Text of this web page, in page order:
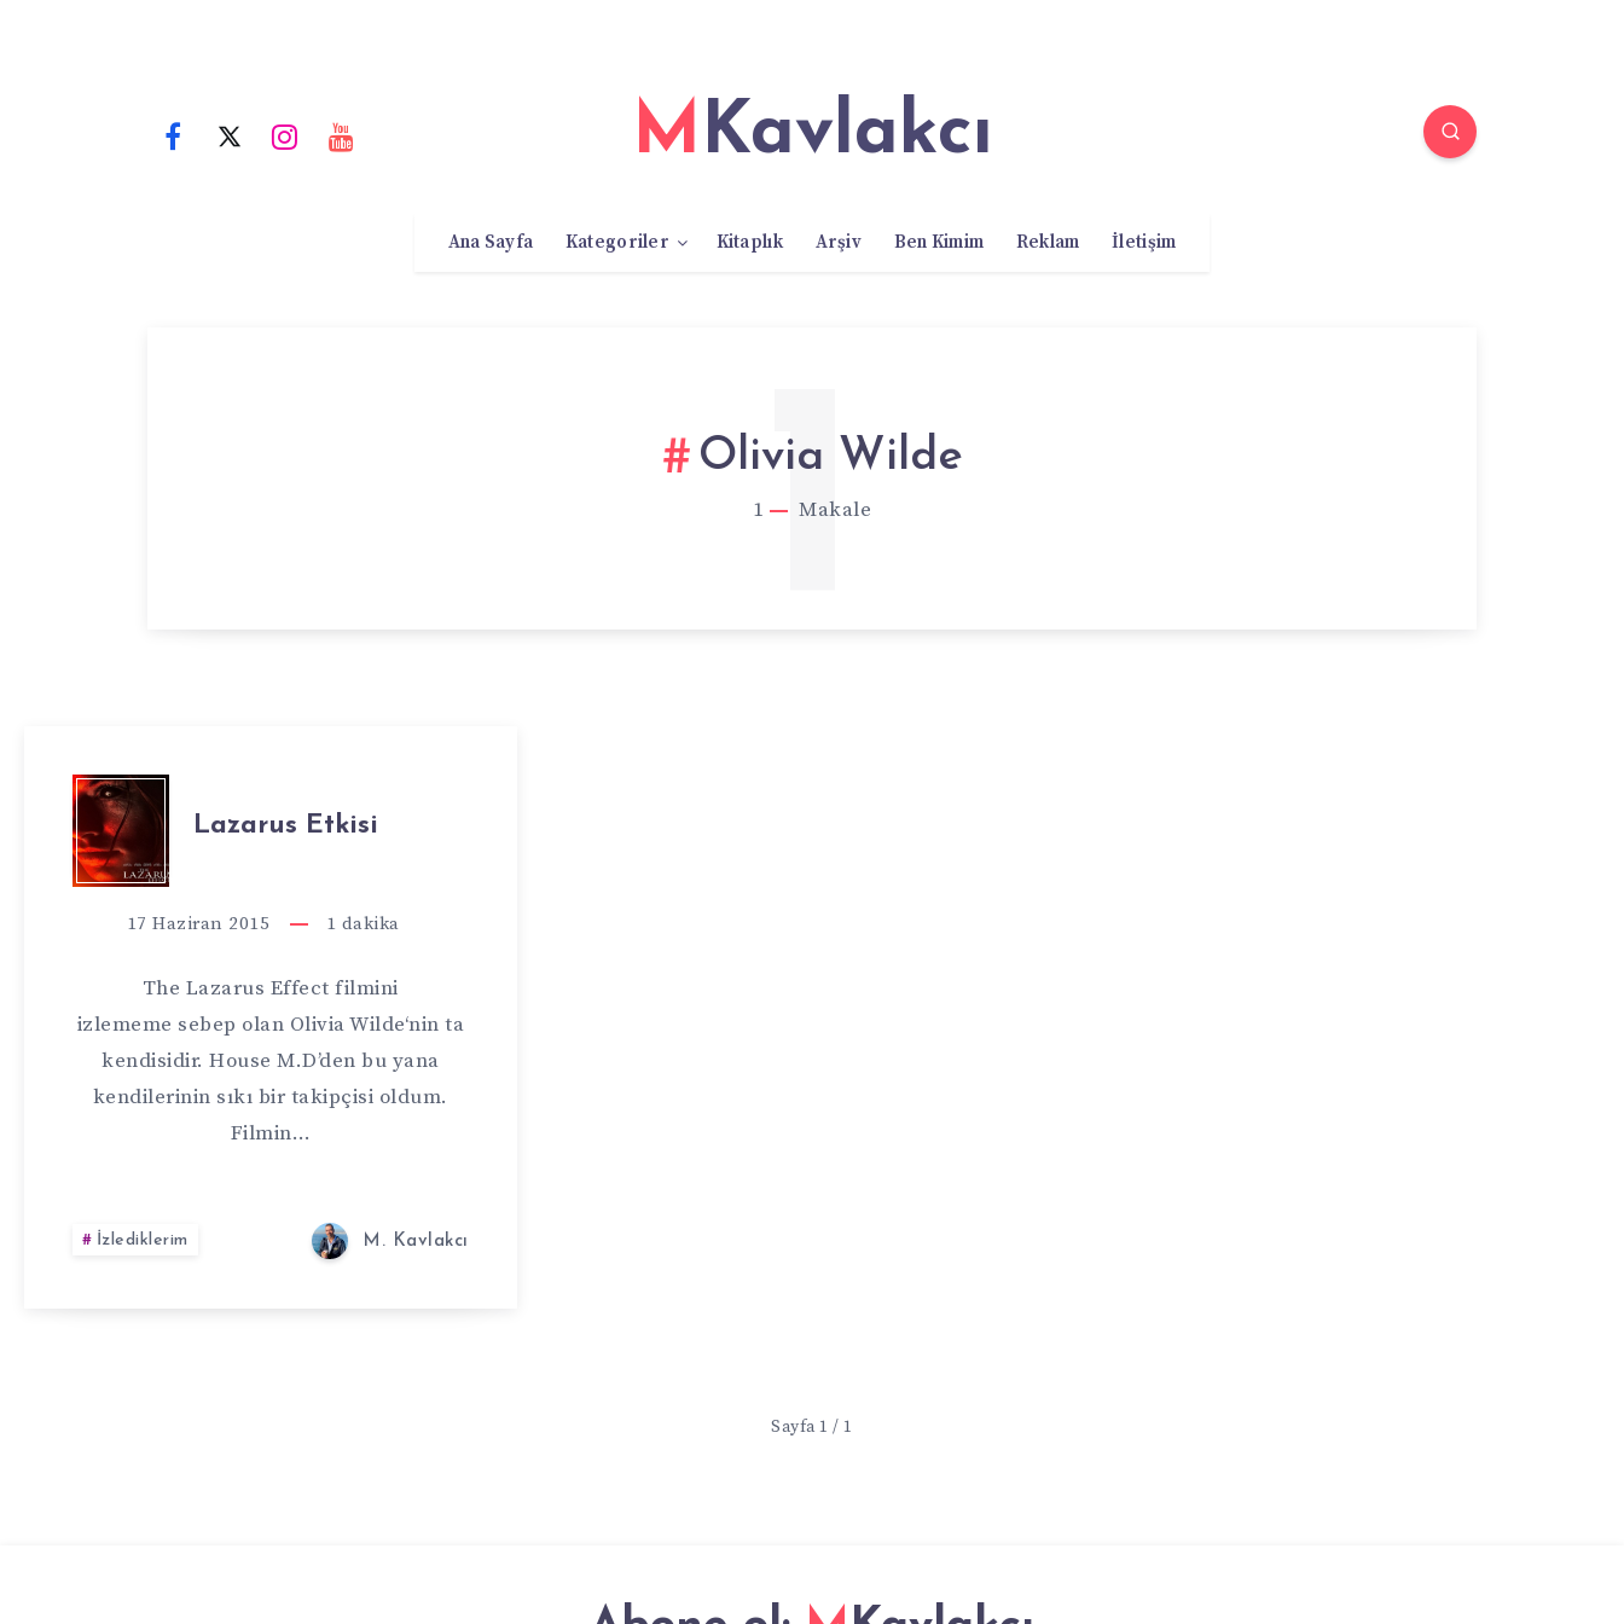
MKavlakcı
Ana Sayfa Kategoriler Kitaplık Arşiv Ben Kimim Reklam İletişim
Olivia Wilde
1 Makale
1
LAZARUS
ETKISI
Lazarus Etkisi
17 Haziran 2015 1 dakika
The Lazarus Effect filmini
izlememe sebep olan Olivia Wilde‘nin ta
kendisidir. House M.D’den bu yana
kendilerinin sıkı bir takipçisi oldum.
Filmin…
İzlediklerim M. Kavlakcı
Sayfa 1 / 1